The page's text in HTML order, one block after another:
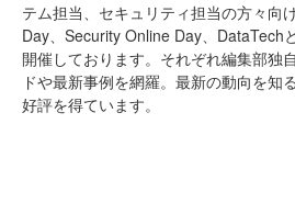
テム担当、セキュリティ担当の方々向
Day、Security Online Day、DataTech
開催しております。それぞれ編集部独
ドや最新事例を網羅。最新の動向を知
好評を得ています。